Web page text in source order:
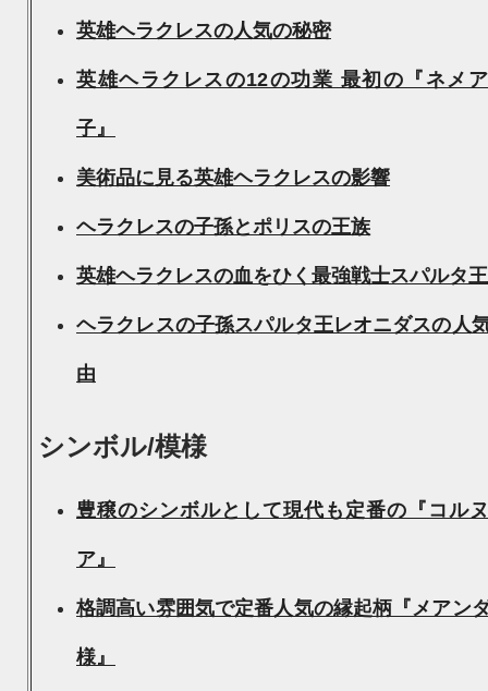
英雄ヘラクレスの人気の秘密
英雄ヘラクレスの12の功業 最初の『ネメ
子』
美術品に見る英雄ヘラクレスの影響
ヘラクレスの子孫とポリスの王族
英雄ヘラクレスの血をひく最強戦士スパルタ王
ヘラクレスの子孫スパルタ王レオニダスの人
由
シンボル/模様
豊穣のシンボルとして現代も定番の『コル
ア』
格調高い雰囲気で定番人気の縁起柄『メアン
様』